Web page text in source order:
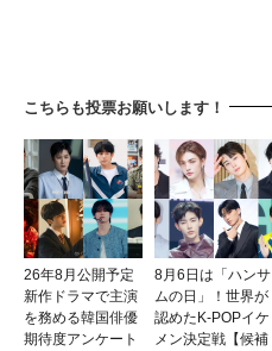
こちらも投票お願いします！
26年8月公開予定
新作ドラマで主演
を務める韓国俳優
期待度アンケート
8月6日は「ハンサ
ムの日」！世界が
認めたK-POPイケ
メン決定戦【候補